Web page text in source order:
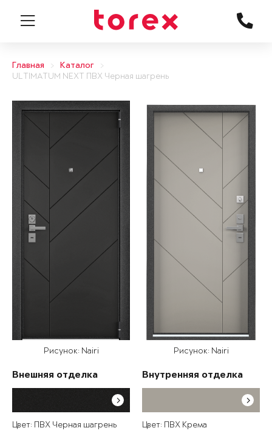
Главная
Каталог
ULTIMATUM NEXT ПВХ Черная шагрень
Рисунок: Nairi
Внешняя отделка
Цвет: ПВХ Черная шагрень
Рисунок: Nairi
Внутренняя отделка
Цвет: ПВХ Крема